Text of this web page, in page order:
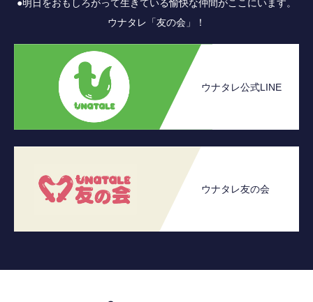
●明日をおもしろがって生きている愉快な仲間がここにいます。
ウナタレ「友の会」！
ウナタレ公式LINE
ウナタレ友の会